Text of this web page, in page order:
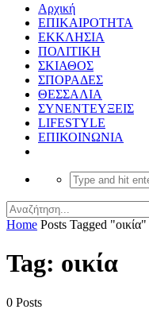
Αρχική
ΕΠΙΚΑΙΡΟΤΗΤΑ
ΕΚΚΛΗΣΙΑ
ΠΟΛΙΤΙΚΗ
ΣΚΙΑΘΟΣ
ΣΠΟΡΑΔΕΣ
ΘΕΣΣΑΛΙΑ
ΣΥΝΕΝΤΕΥΞΕΙΣ
LIFESTYLE
ΕΠΙΚΟΙΝΩΝΙΑ
Home Posts Tagged "οικία"
Tag: οικία
0 Posts